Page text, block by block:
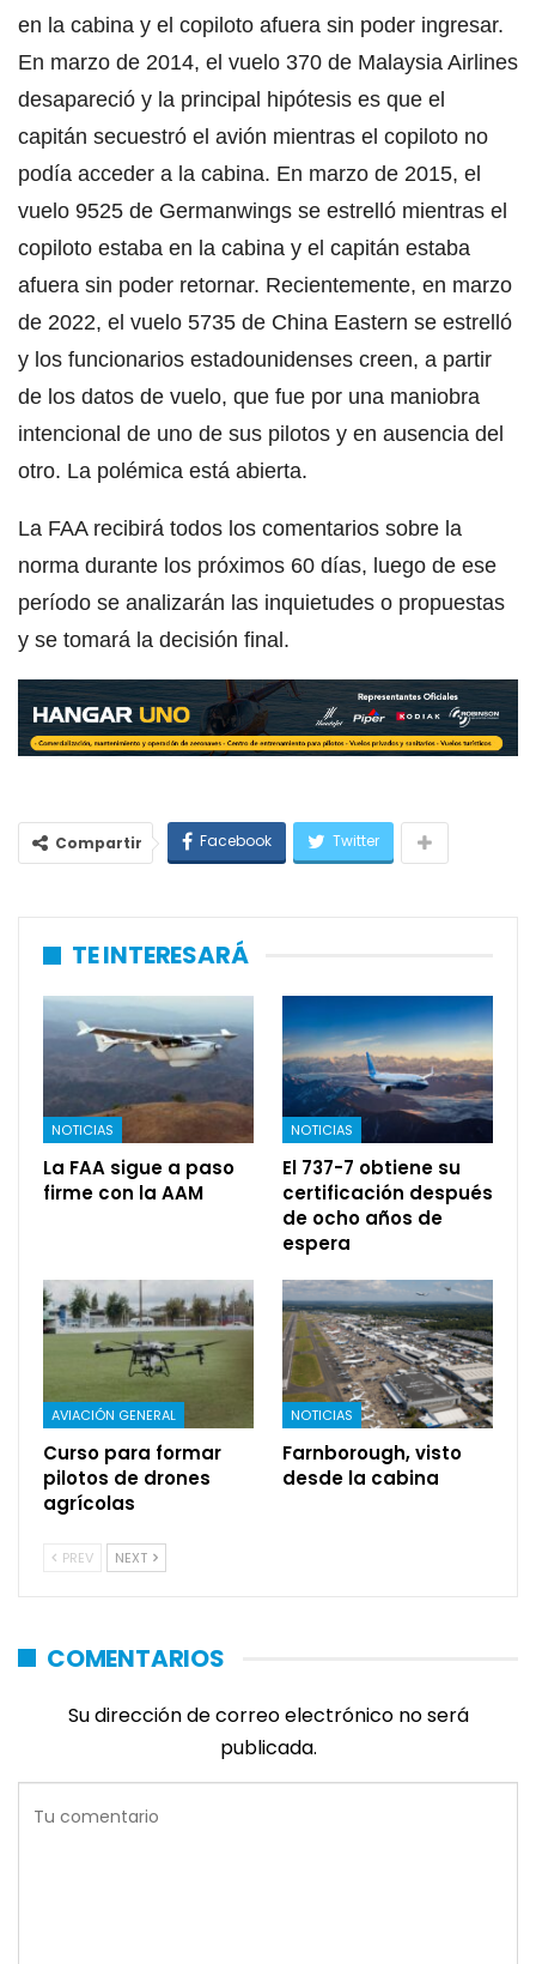
en la cabina y el copiloto afuera sin poder ingresar.
En marzo de 2014, el vuelo 370 de Malaysia Airlines
desapareció y la principal hipótesis es que el
capitán secuestró el avión mientras el copiloto no
podía acceder a la cabina. En marzo de 2015, el
vuelo 9525 de Germanwings se estrelló mientras el
copiloto estaba en la cabina y el capitán estaba
afuera sin poder retornar. Recientemente, en marzo
de 2022, el vuelo 5735 de China Eastern se estrelló
y los funcionarios estadounidenses creen, a partir
de los datos de vuelo, que fue por una maniobra
intencional de uno de sus pilotos y en ausencia del
otro. La polémica está abierta.
La FAA recibirá todos los comentarios sobre la
norma durante los próximos 60 días, luego de ese
período se analizarán las inquietudes o propuestas
y se tomará la decisión final.
Compartir Facebook Twitter
TE INTERESARÁ
NOTICIAS
La FAA sigue a paso
firme con la AAM
NOTICIAS
El 737-7 obtiene su
certificación después
de ocho años de
espera
AVIACIÓN GENERAL
Curso para formar
pilotos de drones
agrícolas
NOTICIAS
Farnborough, visto
desde la cabina
PREV NEXT
COMENTARIOS
Su dirección de correo electrónico no será
publicada.